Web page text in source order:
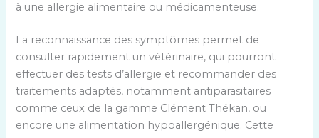
à une allergie alimentaire ou médicamenteuse.
La reconnaissance des symptômes permet de
consulter rapidement un vétérinaire, qui pourront
effectuer des tests d’allergie et recommander des
traitements adaptés, notamment antiparasitaires
comme ceux de la gamme Clément Thékan, ou
encore une alimentation hypoallergénique. Cette